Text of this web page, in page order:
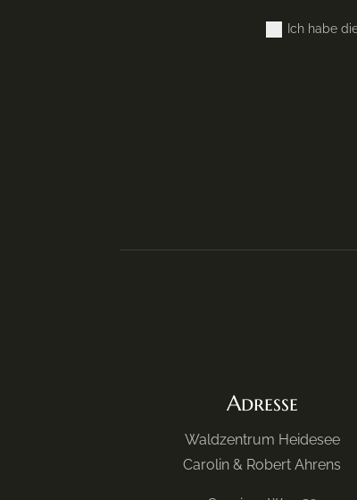
Ich habe
Adresse
Waldzentrum Heidesee
Carolin & Robert Ahrens